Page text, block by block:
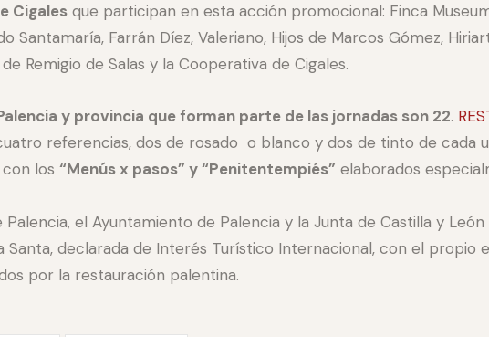
Cigales que participan en esta acción promocional: Finca
Santamaría, Farrán Díez, Valeriano, Hijos de Marcos Gómez,
Remigio de Salas y la Cooperativa de Cigales.
y provincia que forman parte de las jornadas son 22.
referencias, dos de rosado o blanco y dos de tinto de cada
los “Menús x pasos” y “Penitentempiés” elaborados
Palencia, el Ayuntamiento de Palencia y la Junta de Castilla y
Santa, declarada de Interés Turístico Internacional, con el propio
por la restauración palentina.